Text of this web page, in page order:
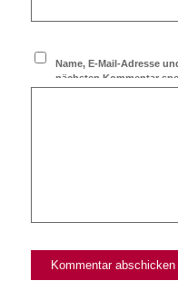
Name, E-Mail-Adresse
nächsten Kommentar